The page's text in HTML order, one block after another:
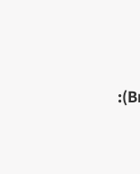
Breaking):